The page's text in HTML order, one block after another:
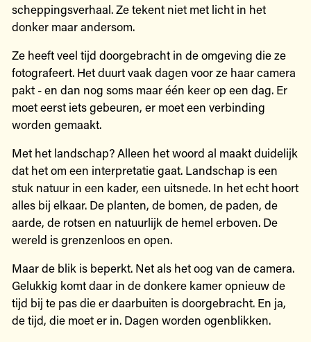
scheppingsverhaal. Ze tekent niet met licht in het
donker maar andersom.
Ze heeft veel tijd doorgebracht in de omgeving die ze
fotografeert. Het duurt vaak dagen voor ze haar camera
pakt - en dan nog soms maar één keer op een dag. Er
moet eerst iets gebeuren, er moet een verbinding
worden gemaakt.
Met het landschap? Alleen het woord al maakt duidelijk
dat het om een interpretatie gaat. Landschap is een
stuk natuur in een kader, een uitsnede. In het echt hoort
alles bij elkaar. De planten, de bomen, de paden, de
aarde, de rotsen en natuurlijk de hemel erboven. De
wereld is grenzenloos en open.
Maar de blik is beperkt. Net als het oog van de camera.
Gelukkig komt daar in de donkere kamer opnieuw de
tijd bij te pas die er daarbuiten is doorgebracht. En ja,
de tijd, die moet er in. Dagen worden ogenblikken.